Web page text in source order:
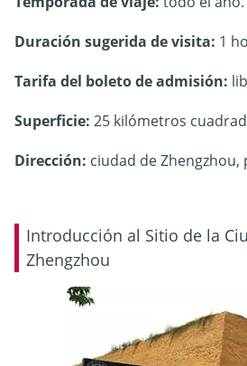
Duración sugerida de visita: 1
Tarifa del boleto de admisión:
Superficie: 25 kilómetros
Dirección: ciudad de Zhengzhou,
Introducción al Sitio de la
Zhengzhou